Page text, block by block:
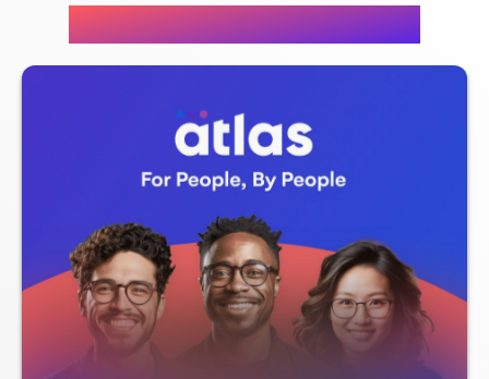
Empfohlene Beiträge